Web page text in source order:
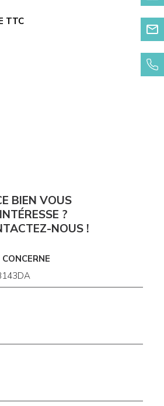
TTC
BIEN VOUS
INTÉRESSE ?
NOUS !